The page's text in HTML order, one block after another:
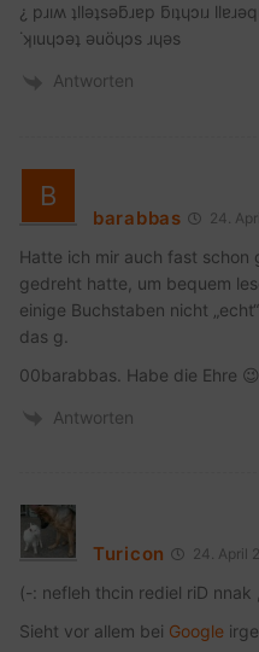
¿ pɹıʍ ʇllǝʇsǝƃɹɐp ƃıʇɥɔıɹ
˙ʞıuɥɔǝʇ ǝuöɥɔs ɹɥǝs
Antworten
barabbas 24.
Hatte ich mir auch fast schon
gedreht hatte, um bequem
einige Buchstaben nicht
das g.
00barabbas. Habe die Ehre 😉
Antworten
Turicon 24. April
(-: nefleh thcin rediel riD nnak
Sieht vor allem bei Google